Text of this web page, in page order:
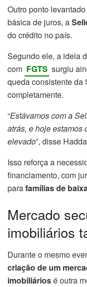
Outro ponto
básica de juros, a
do crédito no país.
Segundo ele, a ideia
com FGTS surgiu
queda consistente da
completamente.
“Estávamos com a
atrás, e hoje estamos
elevado”, disse
Isso reforça a
financiamento, com
parafamílias de
Mercado
imobiliários
Durante o mesmo
criação de um
imobiliáriosé outra